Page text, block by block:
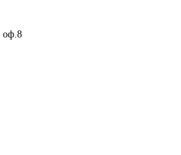
оф.8